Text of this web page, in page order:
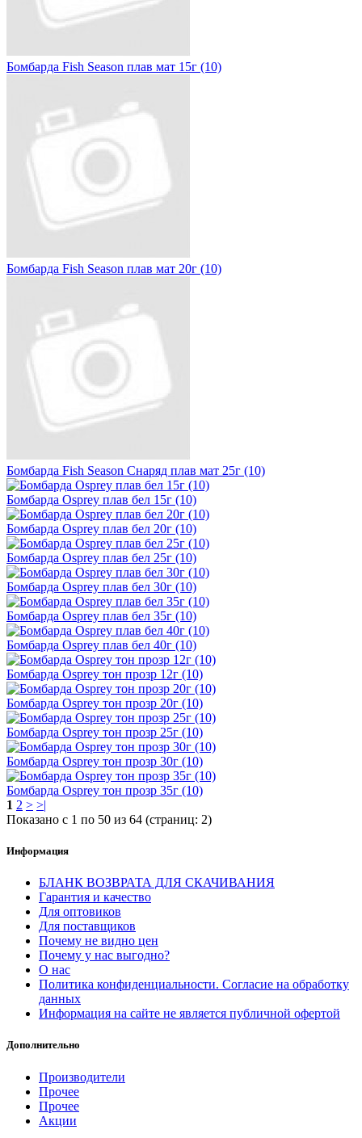
Бомбарда Fish Season плав мат 15г (10)
Бомбарда Fish Season плав мат 20г (10)
Бомбарда Fish Season Снаряд плав мат 25г (10)
Бомбарда Osprey плав бел 15г (10)
Бомбарда Osprey плав бел 20г (10)
Бомбарда Osprey плав бел 25г (10)
Бомбарда Osprey плав бел 30г (10)
Бомбарда Osprey плав бел 35г (10)
Бомбарда Osprey плав бел 40г (10)
Бомбарда Osprey тон прозр 12г (10)
Бомбарда Osprey тон прозр 20г (10)
Бомбарда Osprey тон прозр 25г (10)
Бомбарда Osprey тон прозр 30г (10)
Бомбарда Osprey тон прозр 35г (10)
1 2 > >|
Показано с 1 по 50 из 64 (страниц: 2)
Информация
БЛАНК ВОЗВРАТА ДЛЯ СКАЧИВАНИЯ
Гарантия и качество
Для оптовиков
Для поставщиков
Почему не видно цен
Почему у нас выгодно?
О нас
Политика конфиденциальности. Согласие на обработку
данных
Информация на сайте не является публичной офертой
Дополнительно
Производители
Прочее
Прочее
Акции